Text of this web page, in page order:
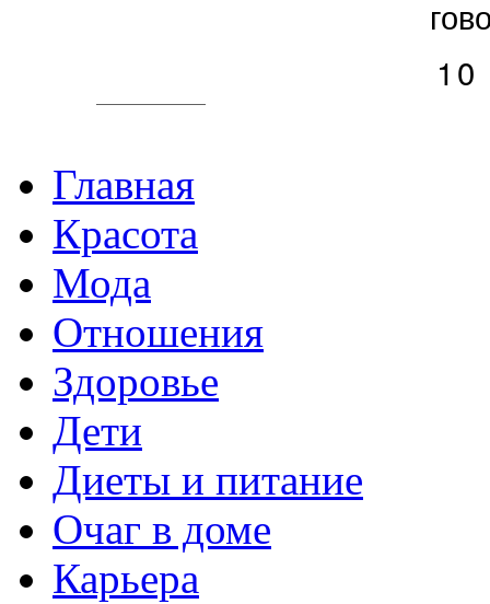
Главная
Красота
Мода
Отношения
Здоровье
Дети
Диеты и питание
Очаг в доме
Карьера